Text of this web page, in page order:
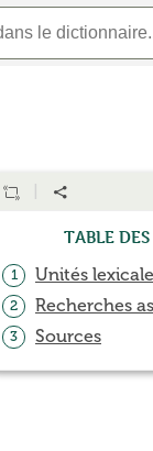
Table
1 Unités
2 Recherches
3 Sources